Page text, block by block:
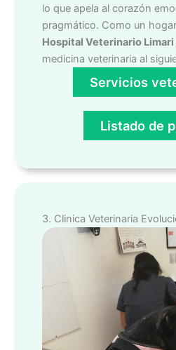
lo que apela al corazón
pragmático. Como un
Hospital Veterinario Limari
medicina veterinaria al
Servicios
Listado de
3. Clinica Veterinaria